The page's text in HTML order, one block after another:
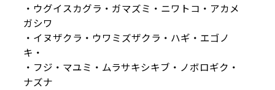
・ウグイスカグラ・ガマズミ・ニワトコ・アカメ
ガシワ
・イヌザクラ・ウワミズザクラ・ハギ・エゴノ
キ・
・フジ・マユミ・ムラサキシキブ・ノボロギク・
ナズナ